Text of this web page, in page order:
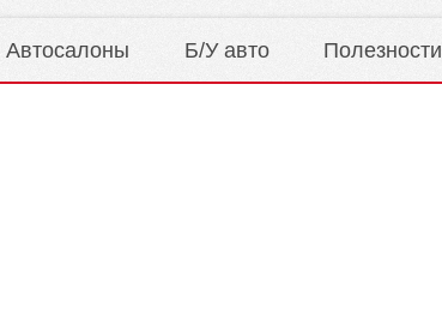
Автосалоны Б/У авто Полезности